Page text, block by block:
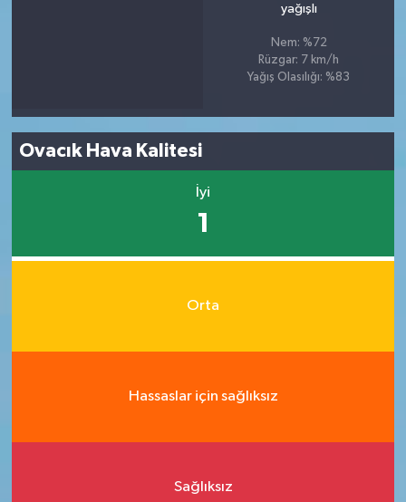
yağışlı
Nem: %72
Rüzgar: 7 km/h
Yağış Olasılığı: %83
Ovacık Hava Kalitesi
İyi
1
Orta
Hassaslar için sağlıksız
Sağlıksız